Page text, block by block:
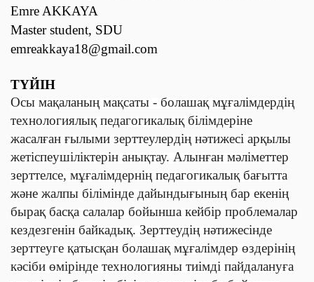
Emre AKKAYA
Master student, SDU
emreakkaya18@gmail.com
ТҮЙІН
Осы мақаланың мақсаты - болашақ мұғалімдердің
технологиялық педагогикалық білімдеріне
жасалған ғылыми зерттеулердің нәтижесі арқылы
жетіспеушіліктерін анықтау. Алынған мәліметтер
зерттелсе, мұғалімдернің педагогикалық бағытта
және жалпы білімінде дайындығының бар екенің
бырақ басқа салалар бойынша кейбір проблемалар
кездезгенін байкадық. Зерттеудің нәтижесінде
зерттеуге қатысқан болашақ мұғалімдер өздерінің
кәсіби өмірінде технологияны тиімді пайдалануға